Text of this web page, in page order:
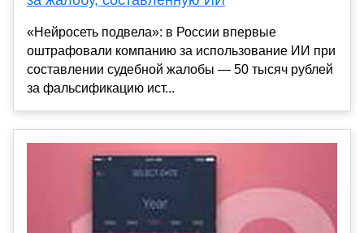
«Нейросеть подвела»: в России впервые
оштрафовали компанию за использование ИИ при
составлении судебной жалобы — 50 тысяч рублей
за фальсификацию ист...